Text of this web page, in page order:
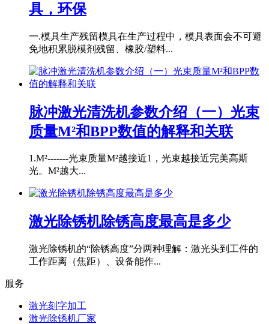
具，环保
一.模具生产残留模具在生产过程中，模具表面会不可避
免地积累脱模剂残留、橡胶/塑料...
脉冲激光清洗机参数介绍（一）光束
质量M²和BPP数值的解释和关联
1.M²-------光束质量M²越接近1，光束越接近完美高斯
光。M²越大...
激光除锈机除锈高度最高是多少
激光除锈机的“除锈高度”分两种理解：激光头到工件的
工作距离（焦距）、设备能作...
服务
激光刻字加工
激光除锈机厂家